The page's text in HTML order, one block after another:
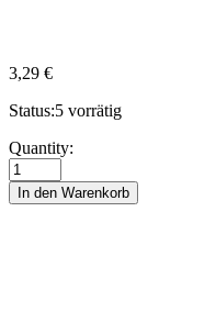
3,29 €
Status:5 vorrätig
FriXion
Ball
Tintenroller
violett
Quantity:
In den Warenkorb